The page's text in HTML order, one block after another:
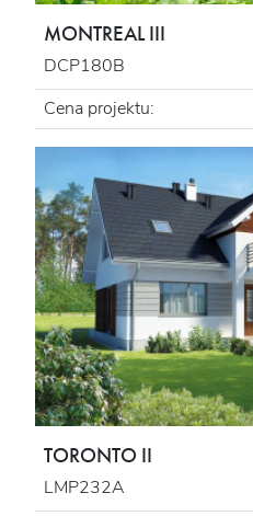
MONTREAL III
DCP180B
Cena projektu:
TORONTO II
LMP232A